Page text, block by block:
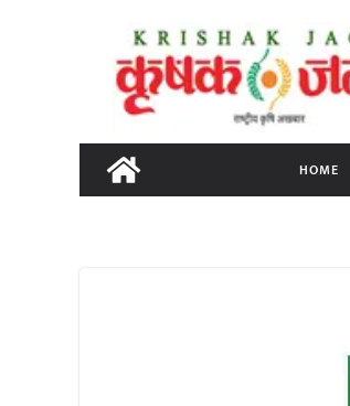
content
HOME